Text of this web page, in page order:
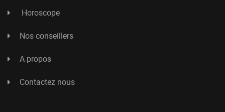
Horoscope
Nos conseillers
A propos
Contactez nous